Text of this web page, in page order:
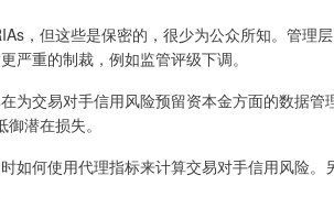
，但这些是保密的，很少为公众所知。管理
严重的制裁，例如监管评级下调。
为交易对手信用风险预留资本金方面的数据管
潜在损失。
如何使用代理指标来计算交易对手信用风险。